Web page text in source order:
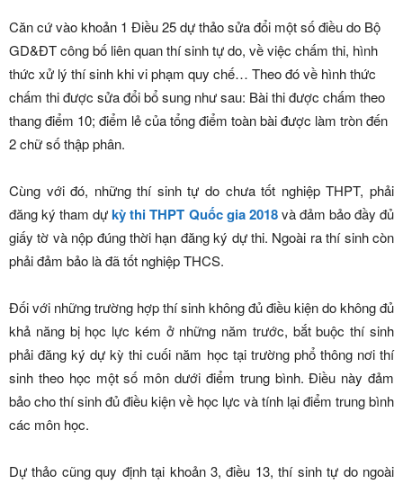
Căn cứ vào khoản 1 Điều 25 dự thảo sửa đổi một số điều do Bộ
GD&ĐT công bố liên quan thí sinh tự do, về việc chấm thi, hình
thức xử lý thí sinh khi vi phạm quy chế… Theo đó về hình thức
chấm thi được sửa đổi bổ sung như sau: Bài thi được chấm theo
thang điểm 10; điểm lẻ của tổng điểm toàn bài được làm tròn đến
2 chữ số thập phân.
Cùng với đó, những thí sinh tự do chưa tốt nghiệp THPT, phải
đăng ký tham dựkỳ thi THPT Quốc gia 2018và đảm bảo đầy đủ
giấy tờ và nộp đúng thời hạn đăng ký dự thi. Ngoài ra thí sinh còn
phải đảm bảo là đã tốt nghiệp THCS.
Đối với những trường hợp thí sinh không đủ điều kiện do không đủ
khả năng bị học lực kém ở những năm trước, bắt buộc thí sinh
phải đăng ký dự kỳ thi cuối năm học tại trường phổ thông nơi thí
sinh theo học một số môn dưới điểm trung bình. Điều này đảm
bảo cho thí sinh đủ điều kiện về học lực và tính lại điểm trung bình
các môn học.
Dự thảo cũng quy định tại khoản 3, điều 13, thí sinh tự do ngoài